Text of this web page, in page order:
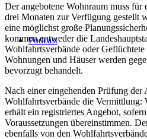
Podcast
Der angebotene Wohnraum muss für
drei Monaten zur Verfügung gestellt
eine möglichst große
kommen entweder die
Wohlfahrtsverbände oder
Wohnungen und Häuser werden
bevorzugt behandelt.
Nach einer eingehenden Prüfung der
Wohlfahrtsverbände die Vermittlung:
erhält ein registriertes Angebot,
Voraussetzungen übereinstimmen.
ebenfalls von den